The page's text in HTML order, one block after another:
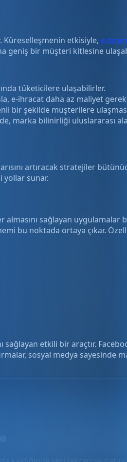
Küreselleşmenin etkisiyle, e-
geniş bir müşteri kitlesine
tüketicilere ulaşabilirler.
e-ihracat daha az maliyet
bir şekilde müşterilere
marka bilinirliği uluslararası
artıracak stratejiler
yollar sunar.
sağlayan
bu noktada ortaya çıkar.
etkili bir araçtır.
sosyal medya sayesinde